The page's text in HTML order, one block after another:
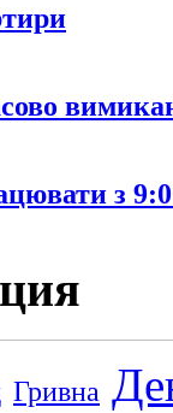
з
Гривна